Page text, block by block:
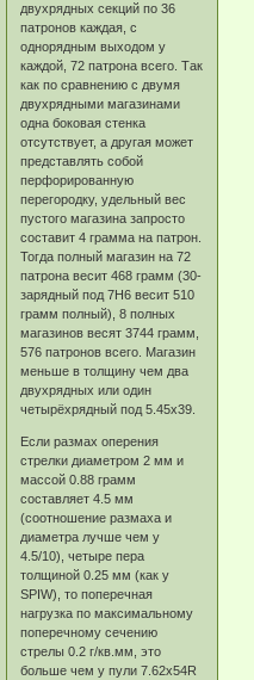
двухрядных секций по 36
патронов каждая, с
однорядным выходом у
каждой, 72 патрона всего. Так
как по сравнению с двумя
двухрядными магазинами
одна боковая стенка
отсутствует, а другая может
представлять собой
перфорированную
перегородку, удельный вес
пустого магазина запросто
составит 4 грамма на патрон.
Тогда полный магазин на 72
патрона весит 468 грамм (30-
зарядный под 7Н6 весит 510
грамм полный), 8 полных
магазинов весят 3744 грамм,
576 патронов всего. Магазин
меньше в толщину чем два
двухрядных или один
четырёхрядный под 5.45х39.
Если размах оперения
стрелки диаметром 2 мм и
массой 0.88 грамм
составляет 4.5 мм
(соотношение размаха и
диаметра лучше чем у
4.5/10), четыре пера
толщиной 0.25 мм (как у
SPIW), то поперечная
нагрузка по максимальному
поперечному сечению
стрелы 0.2 г/кв.мм, это
больше чем у пули 7.62х54R